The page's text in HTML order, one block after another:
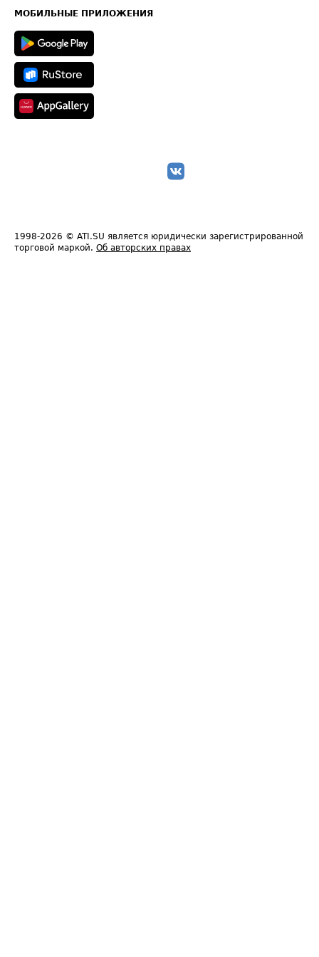
Техническая информация
МОБИЛЬНЫЕ ПРИЛОЖЕНИЯ
1998-2026 © ATI.SU является юридически зарегистрированной
торговой маркой. Об авторских правах